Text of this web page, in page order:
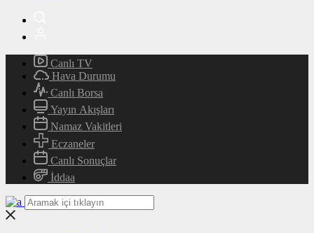
Canlı TV
Hava Durumu
Canlı Borsa
Yayın Akışları
Namaz Vakitleri
Eczaneler
Canlı Sonuçlar
İddaa